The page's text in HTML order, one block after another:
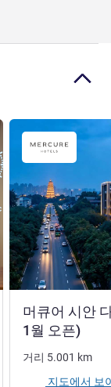
머큐어 시안
1월 오픈)
거리 5.001 km
지도에서 보